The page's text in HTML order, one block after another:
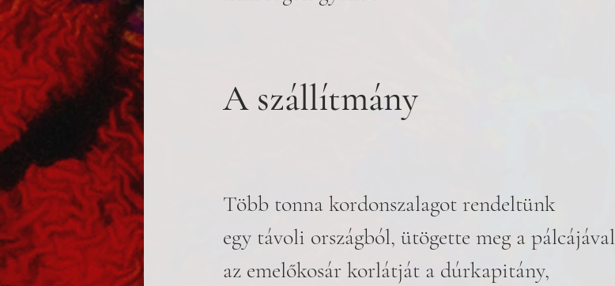
A szállítmány
Több tonna kordonszalagot rendeltünk
egy távoli országból, ütögette meg a pálcájával
az emelőkosár korlátját a dúrkapitány,